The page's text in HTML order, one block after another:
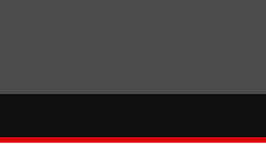
Spendenkonto